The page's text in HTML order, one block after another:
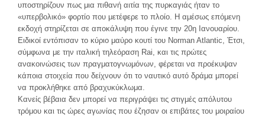
υποστηρίζουν πως μια πιθανή αιτία της πυρκαγιάς ήταν το
«υπερβολικό» φορτίο που μετέφερε το πλοίο. Η αμέσως επόμενη
εκδοχή στηρίζεται σε αποκάλυψη που έγινε την 20η Ιανουαρίου.
Eιδικοί εντόπισαν το κύριο μαύρο κουτί του Norman Atlantic, Έτσι,
σύμφωνα με την ιταλική τηλεόραση Rai, και τις πρώτες
ανακοινώσεις των πραγματογνωμόνων, φέρεται να προέκυψαν
κάποια στοιχεία που δείχνουν ότι το ναυτικό αυτό δράμα μπορεί
να προκλήθηκε από βραχυκύκλωμα.
Κανείς βέβαια δεν μπορεί να περιγράψει τις στιγμές απόλυτου
τρόμου και τις ώρες αγωνίας που έζησαν οι επιβάτες του μοιραίου